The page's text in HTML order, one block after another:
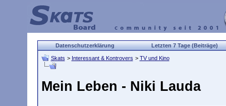
Datenschutzerklärung Letzten 7 Tage (Beiträge)
Skats > Interessant & Kontrovers > TV und Kino
Mein Leben - Niki Lauda